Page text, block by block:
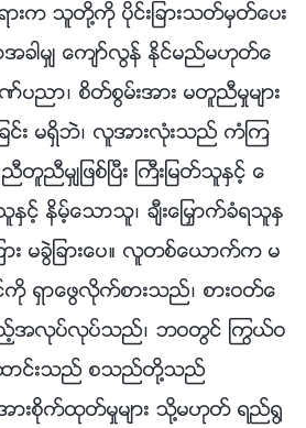
ားက သူတို႔ကို ပိုင္းျခားသတ္မွတ္ေပး
မွ် ေက်ာ္လြန္ ႏိုင္မည္မဟုတ္ေ
ညာ၊ စိတ္စြမ္းအား မတူညီမႈမ်ား
ခင္း မရွိဘဲ၊ လူအားလုံးသည္ ကံၾက
ညီတူညီမွ်ျဖစ္ၿပီး ႀကီးျမတ္သူႏွင့္ ေ
င့္ နိမ့္ေသာသူ၊ ခ်ီးေျမႇာက္ခံရသူႏွ
မခြဲျခားေပ။ လူတစ္ေယာက္က မ
ေဖြလိုက္စားသည္၊ စားဝတ္ေ
အလုပ္လုပ္သည္၊ ဘဝတြင္ ႂကြယ္ဝ
ဆာင္းသည္ စသည္တို႔သည္
ားစိုက္ထုတ္မႈမ်ား သို႔မဟုတ္ ရည္႐ြ